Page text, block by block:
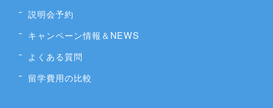
説明会予約
キャンペーン情報＆NEWS
よくある質問
留学費用の比較